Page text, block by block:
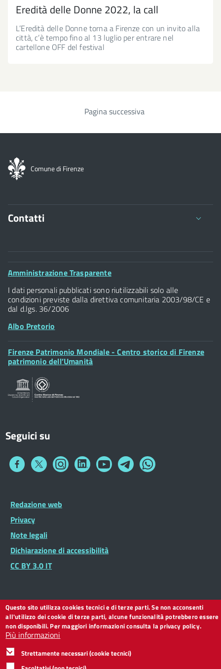
Eredità delle Donne 2022, la call
L’Eredità delle Donne torna a Firenze con un invito alla
città, c’è tempo fino al 13 luglio per entrare nel
cartellone OFF del festival
Pagina successiva
Comune di Firenze
Contatti
Comune di Firenze
Palazzo Vecchio
Piazza della Signoria - 50122, Firenze
P.IVA 01307110484
Posta Elettronica Certificata
Footer
Amministrazione Trasparente
I dati personali pubblicati sono riutilizzabili solo alle
condizioni previste dalla direttiva comunitaria 2003/98/CE e
dal d.lgs. 36/2006
Albo Pretorio
Footer
Widget
Firenze Patrimonio Mondiale - Centro storico di Firenze
patrimonio dell’Umanità
Seguici su
Collegamento
Collegamento
a
Collegamento
a
Collegamento
a
Collegamento
a
Collegamento
a
Collegamento
a
Footer
Widget
Footer
menu
Redazione web
Privacy
Note legali
Dichiarazione di accessibilità
CC BY 3.0 IT
Questo sito utilizza cookies tecnici e di terze parti. Se non acconsenti
all'utilizzo dei cookie di terze parti, alcune funzionalità potrebbero essere
non disponibili. Per maggiori informazioni consulta la privacy policy.
Più informazioni
Strettamente necessari (cookie tecnici)